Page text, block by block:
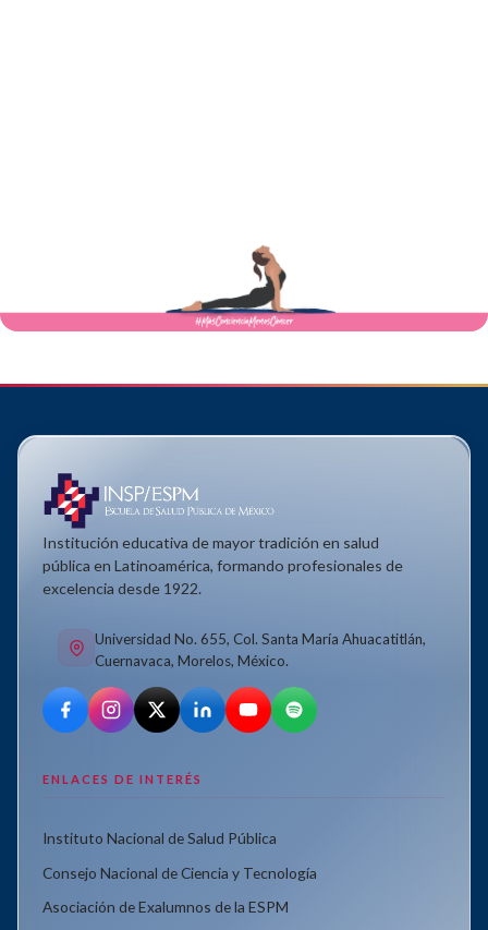
Institución educativa de mayor tradición en salud
pública en Latinoamérica, formando profesionales de
excelencia desde 1922.
Universidad No. 655, Col. Santa María Ahuacatitlán,
Cuernavaca, Morelos, México.
ENLACES DE INTERÉS
Instituto Nacional de Salud Pública
Consejo Nacional de Ciencia y Tecnología
Asociación de Exalumnos de la ESPM